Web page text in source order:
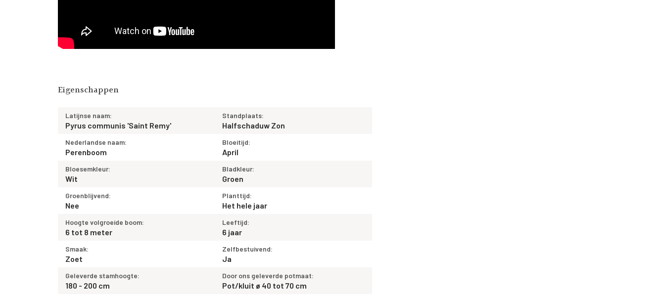
Eigenschappen
Latijnse naam:
Pyrus communis 'Saint Remy'
Standplaats:
Halfschaduw Zon
Nederlandse naam:
Perenboom
Bloeitijd:
April
Bloesemkleur:
Wit
Bladkleur:
Groen
Groenblijvend:
Nee
Planttijd:
Het hele jaar
Hoogte volgroeide boom:
6 tot 8 meter
Leeftijd:
6 jaar
Smaak:
Zoet
Zelfbestuivend:
Ja
Geleverde stamhoogte:
180 - 200 cm
Door ons geleverde potmaat:
Pot/kluit ø 40 tot 70 cm